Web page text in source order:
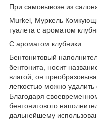
При самовывозе из
Murkel, Муркель
туалета с ароматом
С ароматом клубники
Бентонитовый
бентонита, носит
влагой, он
легкостью можно удалить
Благодаря
бентонитового
дальнейшему